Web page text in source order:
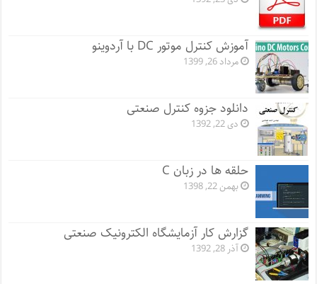
آموزش کنترل موتور DC با آردوینو
مرداد 26, 1399
دانلود جزوه کنترل صنعتی
دی 22, 1392
حلقه ها در زبان C
بهمن 22, 1398
گزارش کار آزمایشگاه الکترونیک صنعتی
آذر 28, 1392